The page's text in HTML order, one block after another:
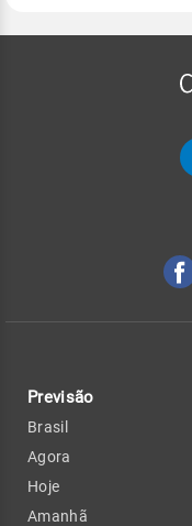
Previsão
Brasil
Agora
Hoje
Amanhã